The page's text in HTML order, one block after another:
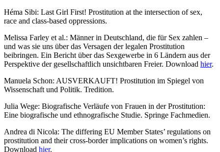
Héma Sibi: Last Girl First! Prostitution at the intersection of sex,
race and class-based oppressions.
Melissa Farley et al.: Männer in Deutschland, die für Sex zahlen –
und was sie uns über das Versagen der legalen Prostitution
beibringen. Ein Bericht über das Sexgewerbe in 6 Ländern aus der
Perspektive der gesellschaftlich unsichtbaren Freier. Download hier.
Manuela Schon: AUSVERKAUFT! Prostitution im Spiegel von
Wissenschaft und Politik. Tredition.
Julia Wege: Biografische Verläufe von Frauen in der Prostitution:
Eine biografische und ethnografische Studie. Springe Fachmedien.
Andrea di Nicola: The differing EU Member States’ regulations on
prostitution and their cross-border implications on women’s rights.
Download hier.